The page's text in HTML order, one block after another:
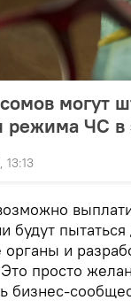
могут
режима ЧС в
13:13
будут
и
просто
бизнес-